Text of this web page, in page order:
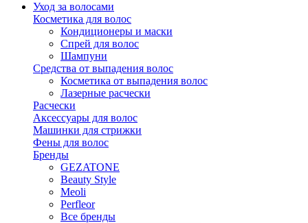
Уход за волосами
Косметика для волос
Кондиционеры и маски
Спрей для волос
Шампуни
Средства от выпадения волос
Косметика от выпадения волос
Лазерные расчески
Расчески
Аксессуары для волос
Машинки для стрижки
Фены для волос
Бренды
GEZATONE
Beauty Style
Meoli
Perfleor
Все бренды